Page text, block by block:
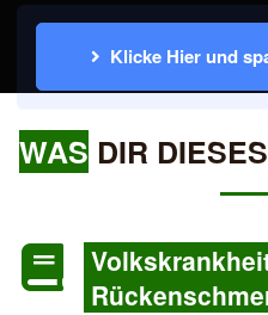
Klicke Hier und
WAS DIR